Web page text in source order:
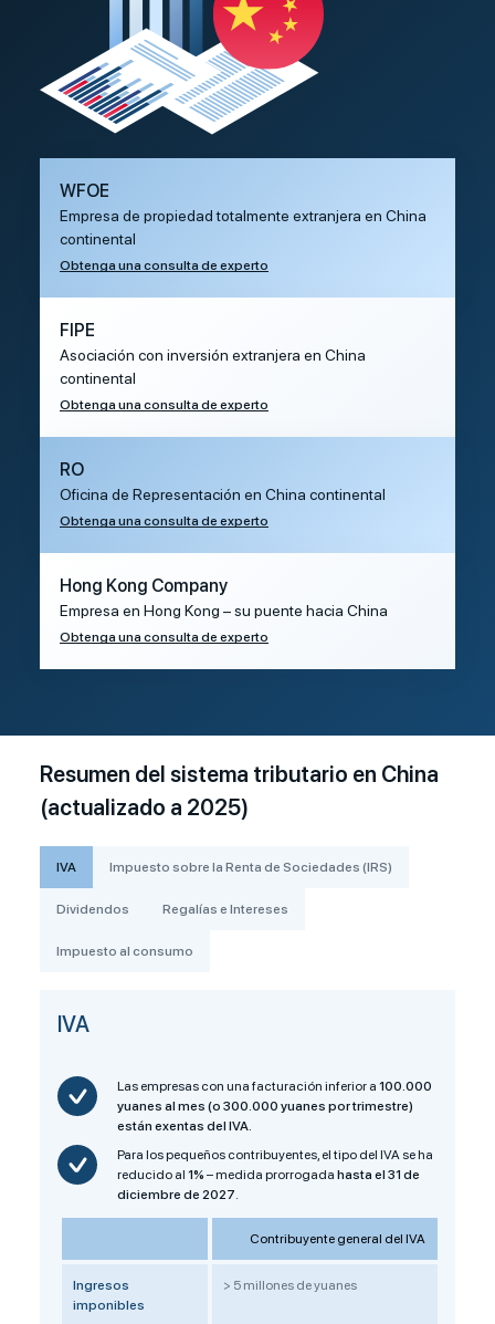
WFOE
Empresa de propiedad totalmente extranjera en China
continental
Obtenga una consulta de experto
FIPE
Asociación con inversión extranjera en China
continental
Obtenga una consulta de experto
RO
Oficina de Representación en China continental
Obtenga una consulta de experto
Hong Kong Company
Empresa en Hong Kong – su puente hacia China
Obtenga una consulta de experto
Resumen del sistema tributario en China
(actualizado a 2025)
IVA Impuesto sobre la Renta de Sociedades (IRS)
Dividendos Regalías e Intereses
Impuesto al consumo
IVA
Las empresas con una facturación inferior a 100.000
yuanes al mes (o 300.000 yuanes por trimestre)
están exentas del IVA.
Para los pequeños contribuyentes, el tipo del IVA se ha
reducido al 1% – medida prorrogada hasta el 31 de
diciembre de 2027
Contribuyente general del IVA
Ingresos
imponibles
> 5 millones de yuanes